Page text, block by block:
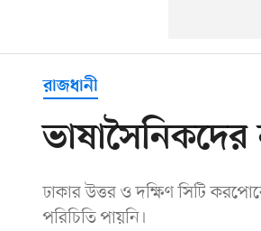
রাজধানী
ঢাকার উত্তর ও দক্ষিণ সিটি
পরিচিতি পায়নি।